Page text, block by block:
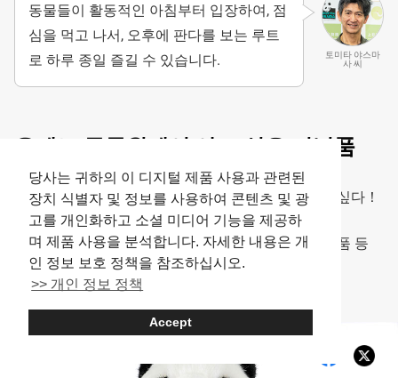
당사는 귀하의 이 디지털 제품 사용과 관련된
장치 식별자 및 정보를 사용하여 콘텐츠 및 광
고를 개인화하고 소셜 미디어 기능을 제공하
며 제품 사용을 분석합니다. 자세한 내용은 개
인 정보 보호 정책을 참조하십시오.
>> 개인 정보 정책
Accept
토미타 야스마
사 씨
동물들이 활동적인 아침부터 입장하여, 점
심을 먹고 나서, 오후에 판다를 보는 루트
로 하루 종일 즐길 수 있습니다.
우에노 동물원에서 사고 싶은 기념품
우에노 동물원을 방문했다면, 기념품도 꼭 구매하고 싶다！
자신용은 물론, 친구나 가족에게 나눠주고 싶은 기념품 등
폭넓게 준비되어 있습니다.